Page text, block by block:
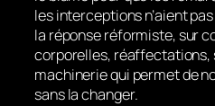
les interceptions n’aient
la réponse réformiste, sur
corporelles, réaffectations,
machinerie qui permet de
sans la changer.